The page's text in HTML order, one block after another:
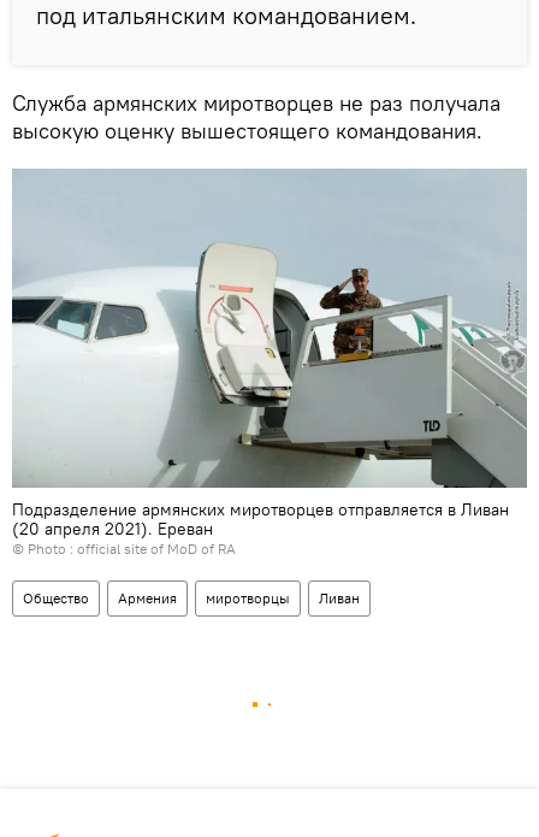
под итальянским командованием.
Служба армянских миротворцев не раз получала
высокую оценку вышестоящего командования.
Подразделение армянских миротворцев отправляется в Ливан
(20 апреля 2021). Еревaн
© Photo : official site of MoD of RA
Общество Армения миротворцы Ливан